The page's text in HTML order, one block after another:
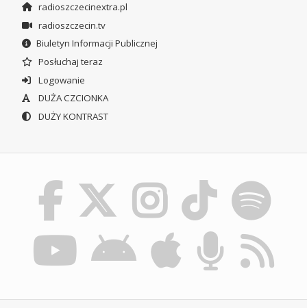
radioszczecinextra.pl
radioszczecin.tv
Biuletyn Informacji Publicznej
Posłuchaj teraz
Logowanie
DUŻA CZCIONKA
DUŻY KONTRAST